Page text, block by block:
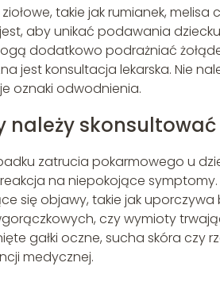
takie jak rumianek,
aby unikać podawania
dodatkowo podrażniać
jest konsultacja lekarska. Nie
oznaki odwodnienia.
należy skonsultować
zatrucia pokarmowego u
na niepokojące
się objawy, takie jak
czy wymioty
gałki oczne, sucha skóra czy
medycznej.